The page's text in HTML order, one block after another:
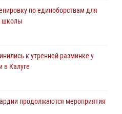
по единоборствам для
школы
к утренней разминке у
в Калуге
продолжаются мероприятия